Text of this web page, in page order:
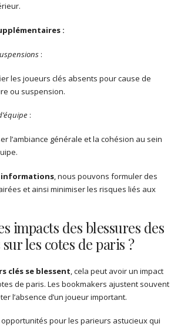
:
:
les joueurs clés absents pour cause de
ou suspension.
:
l’ambiance générale et la cohésion au sein
informations, nous pouvons formuler des
et ainsi minimiser les risques liés aux
impacts des blessures des
les cotes de paris ?
clés se blessent, cela peut avoir un impact
de paris. Les bookmakers ajustent souvent
l’absence d’un joueur important.
pour les parieurs astucieux qui